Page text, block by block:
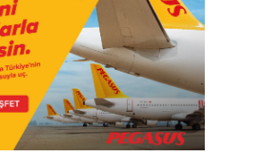
HAVAYOLU • 05 AĞU 2026
CORENDON’DAN YAKIT
VERIMLILIĞI VE
SÜRDÜRÜLEBILIRLIK IÇIN
İŞ BIRLIĞI!